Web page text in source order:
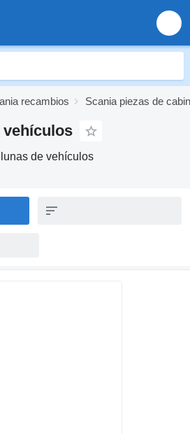
recambios Scania piezas de
vehículos
de vehículos